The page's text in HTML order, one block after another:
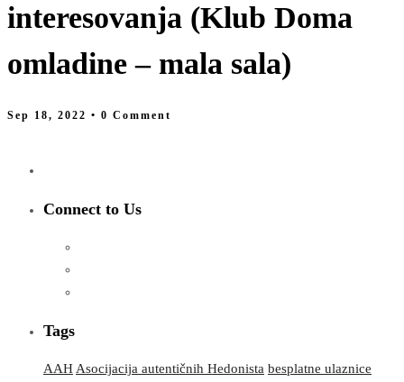
interesovanja (Klub Doma
omladine – mala sala)
Sep 18, 2022 • 0 Comment
Connect to Us
Tags
AAH Asocijacija autentičnih Hedonista besplatne ulaznice